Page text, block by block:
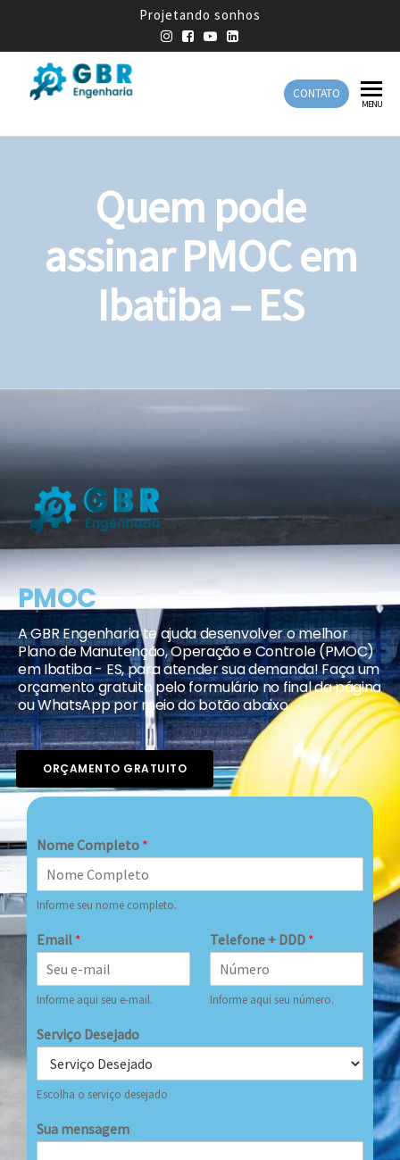
Projetando sonhos
Engenharia
Engenharia
CONTATO
MENU
Quem pode
assinar PMOC em
Ibatiba – ES
PMOC
A GBR Engenharia te ajuda desenvolver o melhor
Plano de Manutenção, Operação e Controle (PMOC)
em Ibatiba - ES, para atender sua demanda! Faça um
orçamento gratuito pelo formulário no final da página
ou WhatsApp por meio do botão abaixo.
ORÇAMENTO GRATUITO
Nome Completo *
Informe seu nome completo.
Email *
Informe aqui seu e-mail.
Telefone + DDD *
Informe aqui seu número.
Serviço Desejado
Escolha o serviço desejado
Sua mensagem